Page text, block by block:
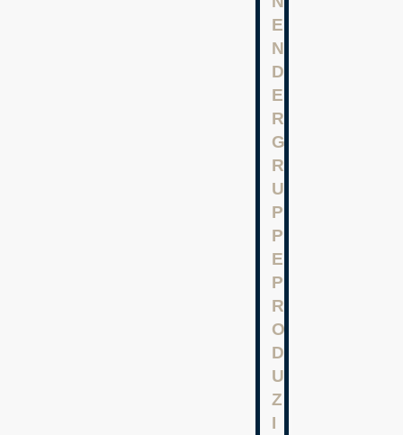
E
N
D
E
R
G
R
U
P
P
E
P
R
O
D
U
Z
I